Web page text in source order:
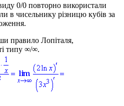
0/0 повторно використали
в чисельнику різницю кубів за
правило Лопіталя,
типу ∞/∞.